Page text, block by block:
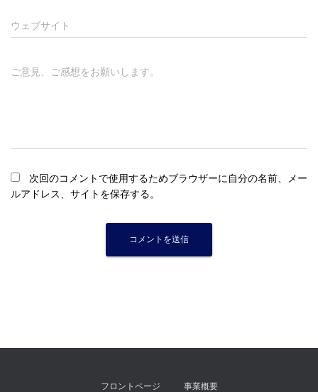
ウェブサイト
ご意見、ご感想をお願いします。
次回のコメントで使用するためブラウザーに自分の名前、メー
ルアドレス、サイトを保存する。
フロントページ 事業概要